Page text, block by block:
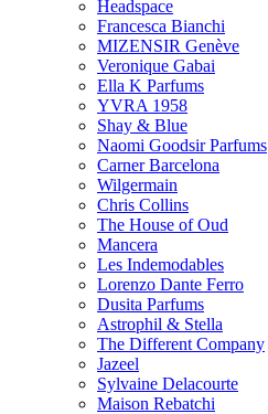
Headspace
Francesca Bianchi
MIZENSIR Genève
Veronique Gabai
Ella K Parfums
YVRA 1958
Shay & Blue
Naomi Goodsir Parfums
Carner Barcelona
Wilgermain
Chris Collins
The House of Oud
Mancera
Les Indemodables
Lorenzo Dante Ferro
Dusita Parfums
Astrophil & Stella
The Different Company
Jazeel
Sylvaine Delacourte
Maison Rebatchi